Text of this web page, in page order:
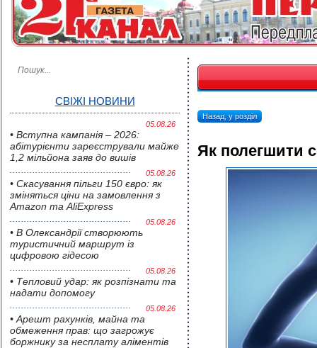
СВІЖІ НОВИНИ
05.08.26
• Вступна кампанія – 2026:
абітурієнти зареєстрували майже
1,2 мільйона заяв до вишів
05.08.26
• Скасування пільги 150 євро: як
зміняться ціни на замовлення з
Amazon та AliExpress
05.08.26
• В Олександрії створюють
туристичний маршрут із
цифровою гідесою
05.08.26
• Тепловий удар: як розпізнати та
надати допомогу
05.08.26
• Арешт рахунків, майна та
обмеження прав: що загрожує
боржнику за несплату аліментів
Назад, у розділ
Як полегшити